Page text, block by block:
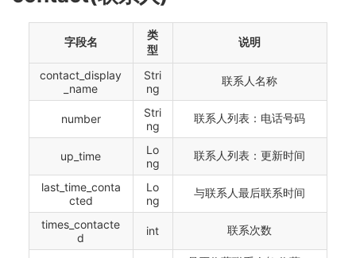
字段名
类
型
说明
contact_display
_name
Stri
ng
联系人名称
number
Stri
ng
联系人列表：电话号码
up_time
Lo
ng
联系人列表：更新时间
last_time_conta
cted
Lo
ng
与联系人最后联系时间
times_contacte
d
int 联系次数